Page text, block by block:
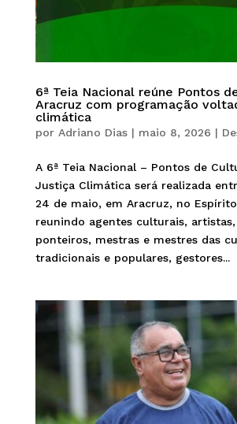
6ª Teia Nacional reúne Pontos
Aracruz com programação
climática
por Adriano Dias| maio 8, 2026 |
A 6ª Teia Nacional – Pontos de
Justiça Climática será realizada
24 de maio, em Aracruz, no
reunindo agentes culturais,
ponteiros, mestras e mestres das
tradicionais e populares, gestores...